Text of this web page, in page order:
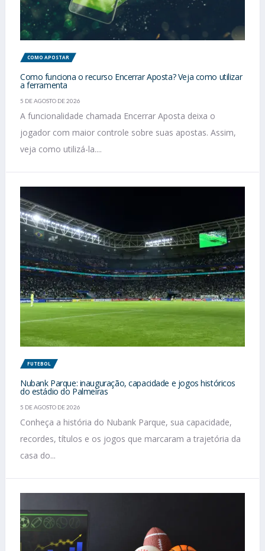
COMO APOSTAR
Como funciona o recurso Encerrar Aposta? Veja como utilizar
a ferramenta
5 DE AGOSTO DE 2026
A funcionalidade chamada Encerrar Aposta deixa o
jogador com maior controle sobre suas apostas. Assim,
veja como utilizá-la....
FUTEBOL
Nubank Parque: inauguração, capacidade e jogos históricos
do estádio do Palmeiras
5 DE AGOSTO DE 2026
Conheça a história do Nubank Parque, sua capacidade,
recordes, títulos e os jogos que marcaram a trajetória da
casa do...